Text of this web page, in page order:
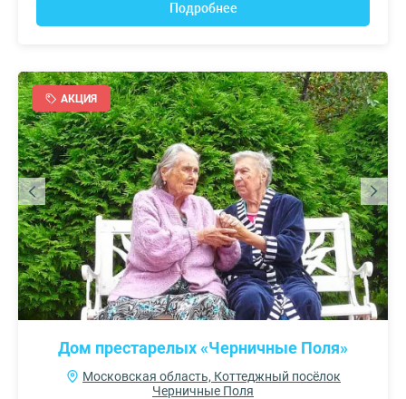
Подробнее
АКЦИЯ
Дом престарелых «Черничные Поля»
Московская область, Коттеджный посёлок
Черничные Поля